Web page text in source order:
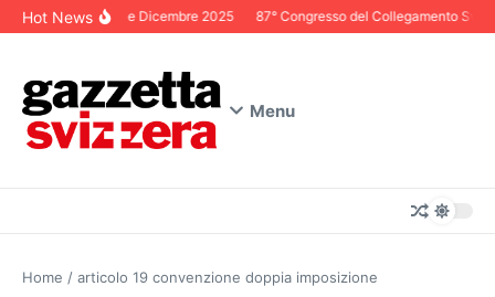
Salta al contenuto
Hot NewsEditoriale Dicembre 2025 87° Congresso del Collegamento
Menu
Home / articolo 19 convenzione doppia imposizione